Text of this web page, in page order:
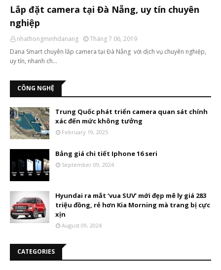
Lắp đặt camera tại Đà Nẵng, uy tín chuyên
nghiệp
nhathongminhdanang
Tháng 7 06, 2019
Dana Smart chuyên lắp camera tại Đà Nẵng với dịch vụ chuyên nghiệp,
uy tín, nhanh ch…
CÔNG NGHỆ
Trung Quốc phát triển camera quan sát chính
xác đến mức không tưởng
February 19, 2025
Bảng giá chi tiết Iphone 16 seri
September 09, 2024
Hyundai ra mắt ‘vua SUV’ mới đẹp mê ly giá 283
triệu đồng, rẻ hơn Kia Morning mà trang bị cực
xịn
August 09, 2024
CATEGORIES